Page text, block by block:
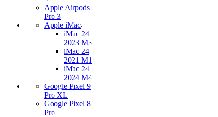
Apple Airpods
Pro 3
Apple iMac
iMac 24
2023 M3
iMac 24
2021 M1
iMac 24
2024 M4
Google Pixel 9
Pro XL
Google Pixel 8
Pro